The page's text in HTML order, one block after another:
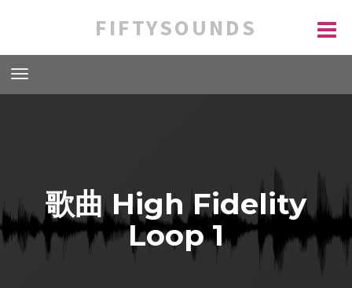
FIFTYSOUNDS
歌曲 High Fidelity
Loop 1